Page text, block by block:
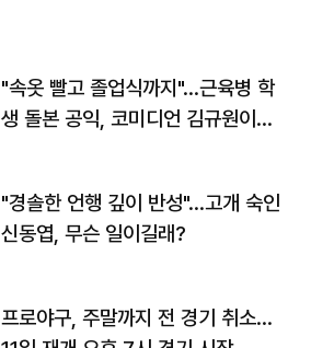
"속옷 빨고 졸업식까지"…근육병 학
생 돌본 공익, 코미디언 김규원이었
"경솔한 언행 깊이 반성"…고개 숙인
신동엽, 무슨 일이길래?
프로야구, 주말까지 전 경기 취소…